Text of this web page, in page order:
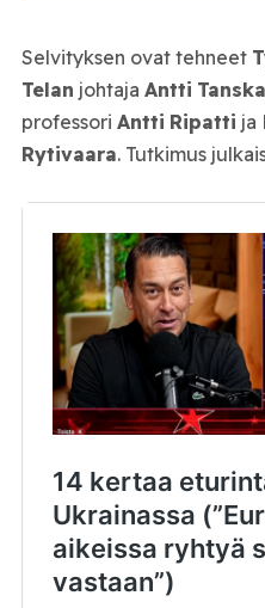
Selvityksen ovat tehneet
Telan johtaja Antti
professori Antti Ripatti ja
Rytivaara. Tutkimus